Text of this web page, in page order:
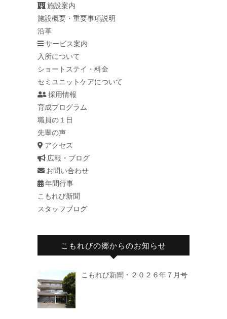
施設案内
施設概要・重要事項説明
沿革
サービス案内
入所について
ショートステイ・料金
セミユニットケアについて
採用情報
育成プログラム
職員の１日
先輩の声
アクセス
広報・ブログ
お問い合わせ
年間行事
こもれび新聞
スタッフブログ
こもれびの郷からのお知らせ
こもれび新聞・２０２６年７月号